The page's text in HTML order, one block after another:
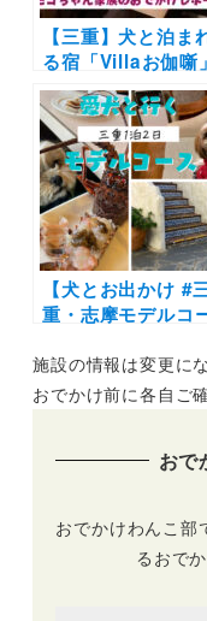
【三重】犬と泊ま
る宿「Villaお伽噺」
がさらにドッグフ
ンドリーに！大型
や多頭もウェルカ
| 実際のレポート付
き
【犬とお出かけ #
重・志摩モデルコ
堪能＆コテージで
泊プラン | 海女小
レスト～ともやま
施設の情報は変更に
おでかけ前に各自ご
おで
おでかけわんこ部
るおで